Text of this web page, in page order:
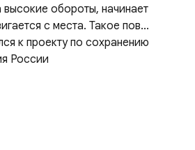
обороты, начинает
с места. Такое пов...